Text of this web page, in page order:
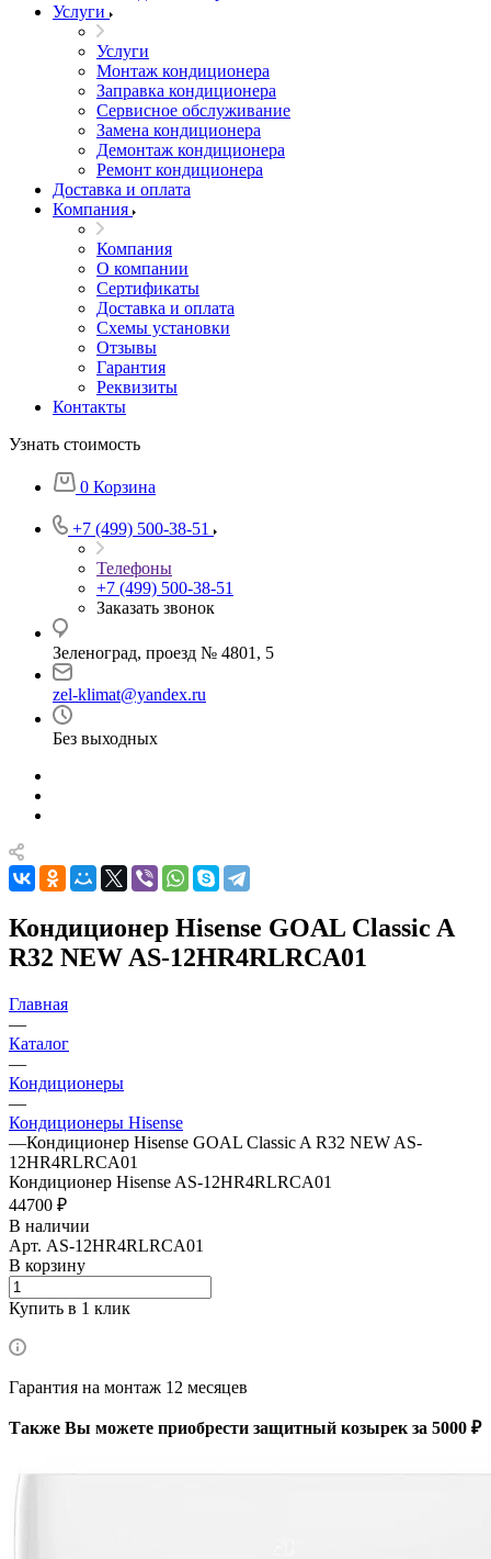
Услуги
Услуги
Монтаж кондиционера
Заправка кондиционера
Сервисное обслуживание
Замена кондиционера
Демонтаж кондиционера
Ремонт кондиционера
Доставка и оплата
Компания
Компания
О компании
Сертификаты
Доставка и оплата
Схемы установки
Отзывы
Гарантия
Реквизиты
Контакты
Узнать стоимость
0 Корзина
+7 (499) 500-38-51
Телефоны
+7 (499) 500-38-51
Заказать звонок
Зеленоград, проезд № 4801, 5
zel-klimat@yandex.ru
Без выходных
Кондиционер Hisense GOAL Classic A
R32 NEW AS-12HR4RLRCA01
Главная
—
Каталог
—
Кондиционеры
—
Кондиционеры Hisense
—Кондиционер Hisense GOAL Classic A R32 NEW AS-
12HR4RLRCA01
Кондиционер Hisense AS-12HR4RLRCA01
44700 ₽
В наличии
Арт. AS-12HR4RLRCA01
В корзину
Купить в 1 клик
Гарантия на монтаж 12 месяцев
Также Вы можете приобрести защитный козырек за 5000 ₽